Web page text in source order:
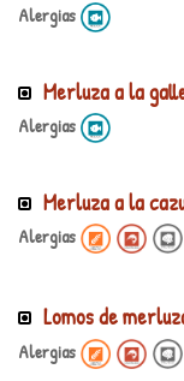
Alergias
Merluza a la
Alergias
Merluza a la
Alergias
Lomos de
Alergias